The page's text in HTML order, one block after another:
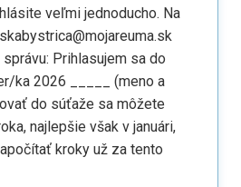
veľmi jednoducho. Na
Prihlasujem sa do
ka 2026 _____ (meno a
do súťaže sa môžete
najlepšie však v januári,
kroky už za tento